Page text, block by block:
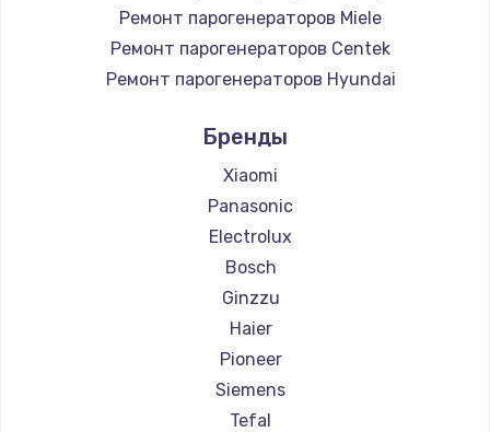
Заказать
Замена вебкамеры
Заказать
Установка драйверов
350 руб.
Заказать
Замена жесткого диска
500 руб.
Заказать
Ремонт парогенераторов Miele
Ремонт парогенераторов Centek
Ремонт парогенераторов Hyundai
Ремонт парогенераторов DELTA
Ремонт парогенераторов Silter
Ремонт парогенераторов Chayka
Ремонт парогенераторов Beko
Ремонт парогенераторов Vivitek
Ремонт парогенераторов RED solution
Бренды
Xiaomi
Panasonic
Electrolux
Bosch
Ginzzu
Haier
Pioneer
Siemens
Tefal